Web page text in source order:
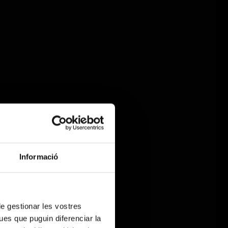
Informació
gestionar les vostres
que puguin diferenciar la